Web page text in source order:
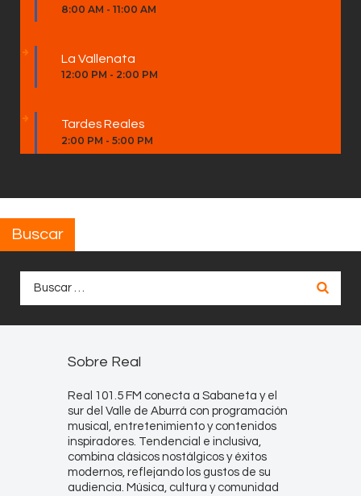
8:00 AM - 11:00 AM
La Vallenata
12:00 PM - 2:00 PM
Tardes Reales
2:00 PM - 5:00 PM
Buscar
Sobre Real
Real 101.5 FM conecta a Sabaneta y el
sur del Valle de Aburrá con programación
musical, entretenimiento y contenidos
inspiradores. Tendencial e inclusiva,
combina clásicos nostálgicos y éxitos
modernos, reflejando los gustos de su
audiencia. Música, cultura y comunidad